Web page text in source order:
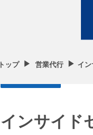
トップ ▶︎ 営業代行 ▶︎ イ
インサイド